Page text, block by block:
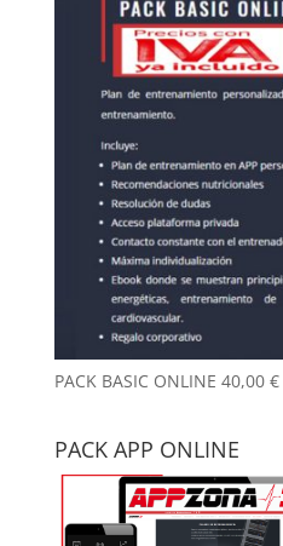
PACK BASIC ONLINE 40,00 €
PACK APP ONLINE